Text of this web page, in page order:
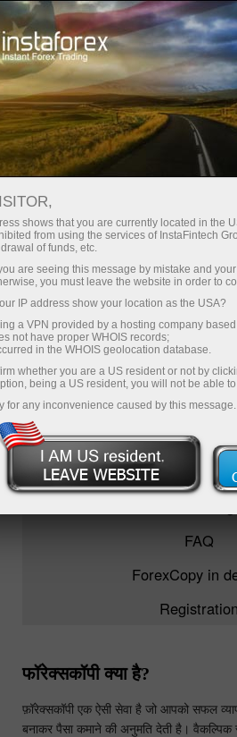
निवेशकों के लिए
ट्रेडिंग खाता खोलें
डेमो खाता खोलें
ForexCopy
TOP-5
FAQ
ForexCopy in
Registration
फॉरेक्सकॉपी क्या है?
फ़ॉरेक्सकॉपी एक ऐसी सेवा है जो आपको सफल
बनाकर पैसा कमाने की अनुमति देती है।
shows that you are currently located in the
from using the services of InstaFintech
of funds, etc.
are seeing this message by mistake and
you must leave the website in order to
IP address show your location as the USA?
a VPN provided by a hosting company
not have proper WHOIS records;
in the WHOIS geolocation database.
whether you are a US resident or not by
being a US resident, you will not be able
for any inconvenience caused by this message.